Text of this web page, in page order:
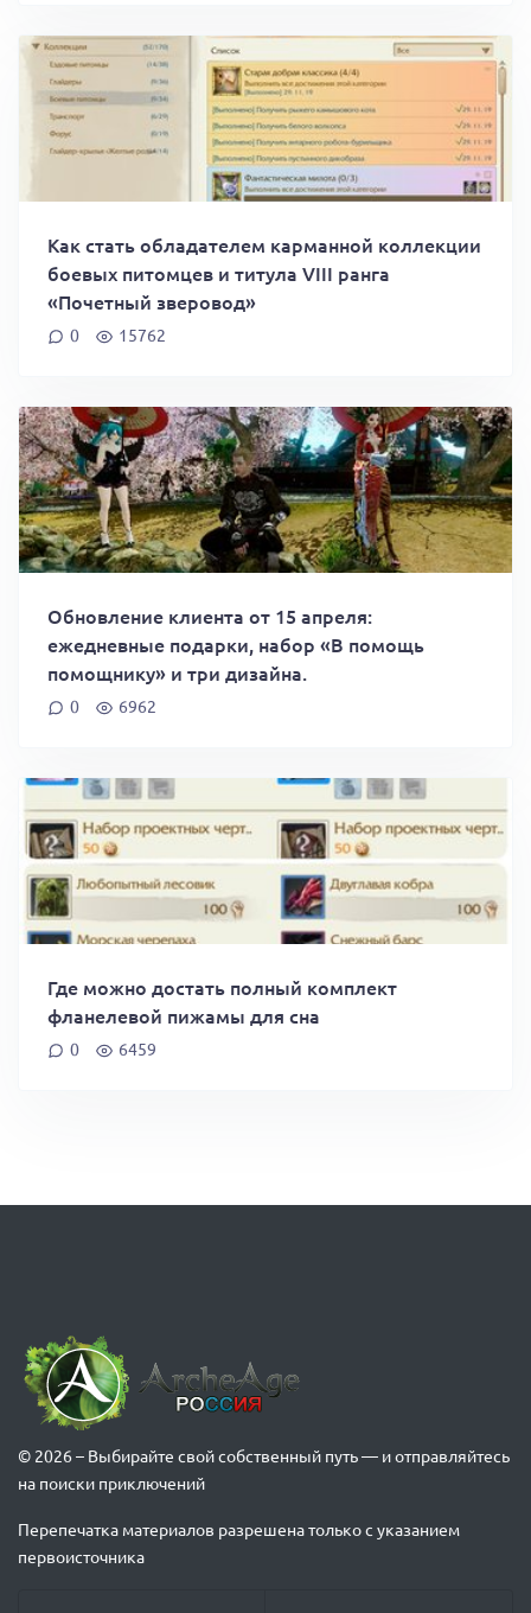
Как стать обладателем карманной коллекции
боевых питомцев и титула VIII ранга
«Почетный зверовод»
0 15762
Обновление клиента от 15 апреля:
ежедневные подарки, набор «В помощь
помощнику» и три дизайна.
0 6962
Где можно достать полный комплект
фланелевой пижамы для сна
0 6459
© 2026 – Выбирайте свой собственный путь — и отправляйтесь
на поиски приключений
Перепечатка материалов разрешена только с указанием
первоисточника